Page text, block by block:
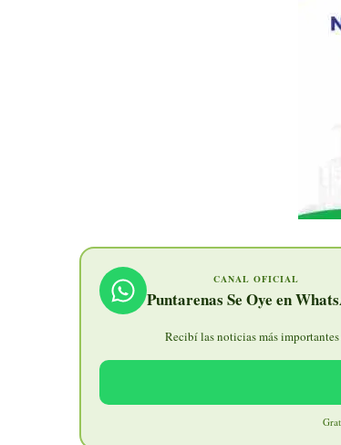
CANAL OFICIAL
Puntarenas Se Oye en
Recibí las noticias más